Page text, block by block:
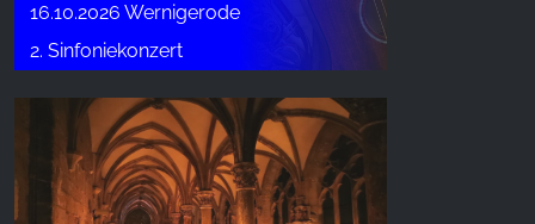
16.10.2026 Wernigerode
2. Sinfoniekonzert